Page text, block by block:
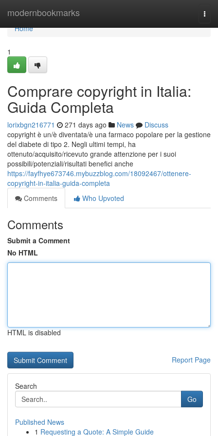
modernbookmarks
Home
Home
1
Comprare copyright in Italia:
Guida Completa
lorixbgn216771 271 days ago News
Discuss
copyright è un/è diventata/è una farmaco popolare per la gestione
del diabete di tipo 2. Negli ultimi tempi, ha
ottenuto/acquisito/ricevuto grande attenzione per i suoi
possibili/potenziali/risultati benefici anche
https://fayfhye673746.mybuzzblog.com/18092467/ottenere-
copyright-in-italia-guida-completa
Comments
Who Upvoted
Comments
Submit a Comment
No HTML
HTML is disabled
Report Page
Search
Go
Published News
1 Requesting a Quote: A Simple Guide